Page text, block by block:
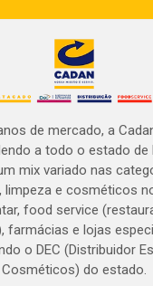
de mercado, a
a todo o estado de
mix variado nas
limpeza e cosméticos
food service
farmácias e lojas
o DEC (Distribuidor
Cosméticos) do estado.